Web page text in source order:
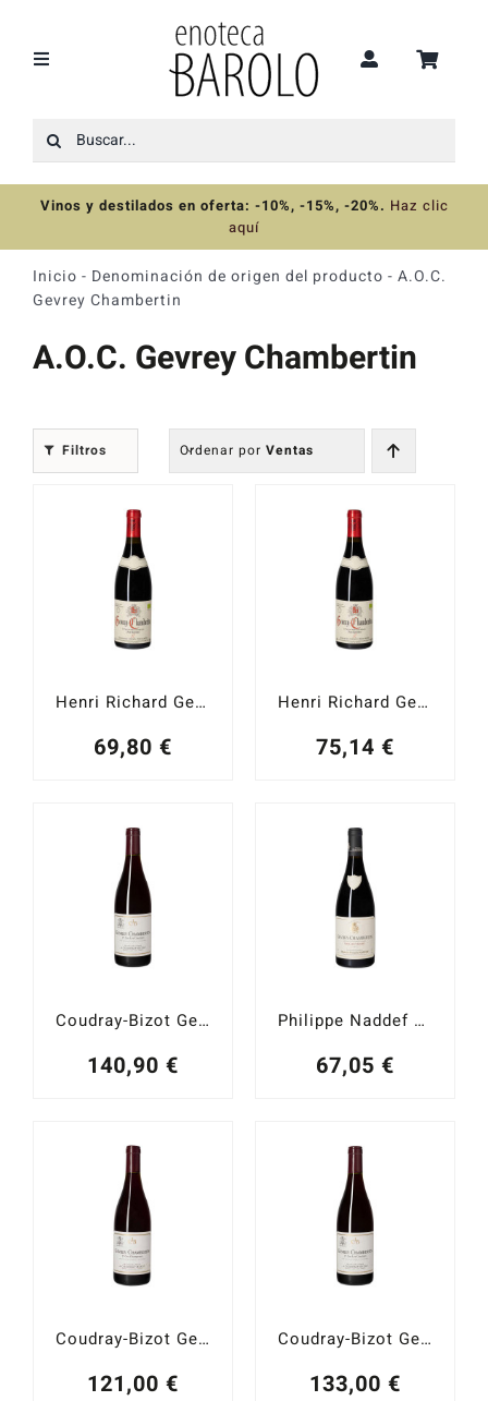
contenido
Toggle
Recomendaciones
Ofertas
Colecciones
Vinos
Destilados
Catas y Actividades
Buscar:
Vinos y destilados en oferta: -10%, -15%, -20%. Haz clic
aquí
Inicio - Denominación de origen del producto - A.O.C.
Gevrey Chambertin
A.O.C. Gevrey Chambertin
Filtros Ordenar por Ventas
Henri Richard Gevrey-Chambertin Aux Corvées 2022
69,80 €
Henri Richard Gevrey-Chambertin Les Tuileries 2022
75,14 €
Coudray-Bizot Gevrey-Chambertin 1er. Cru Les Cazetiers 2018
140,90 €
Philippe Naddef Gevrey-Chambertin Vieilles Vignes 2022
67,05 €
Coudray-Bizot Gevrey-Chambertin 1 er. Cru Champeaux 2018
121,00 €
Coudray-Bizot Gevrey-Chambertin 1er. Cru Les Cazetiers 2017
133,00 €